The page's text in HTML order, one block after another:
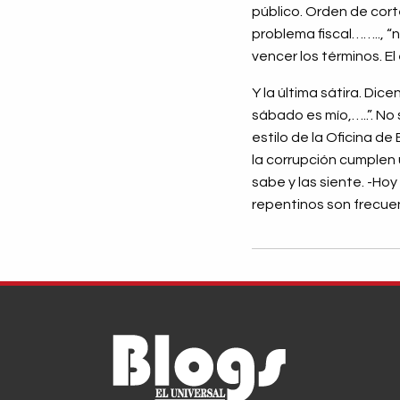
público. Orden de
problema fiscal……..,
vencer los términos.
Y la última sátira.
sábado es mío,…..”.
estilo de la Oficina de
la corrupción
sabe y las siente. -
repentinos son